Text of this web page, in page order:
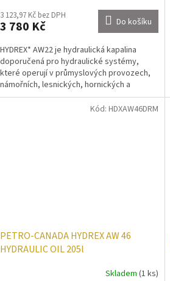
3 123,97 Kč bez DPH
3 780 Kč Do košíku
HYDREX* AW22 je hydraulická kapalina
doporučená pro hydraulické systémy,
které operují v průmyslových provozech,
námořních, lesnických, hornických a
mobilních strojích....
PETRO-CANADA HYDREX AW 46
HYDRAULIC OIL 205l
Skladem (1 ks)
Kód: HDXAW46DRM